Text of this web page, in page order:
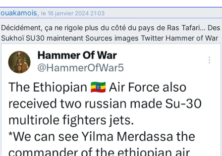
ouakamois, le 16 janvier 2024 21:03
Décidément, ça ne rigole plus du côté du pays de Ras Tafari… Des
Sukhoï SU30 maintenant Sources images Twitter Hammer of War